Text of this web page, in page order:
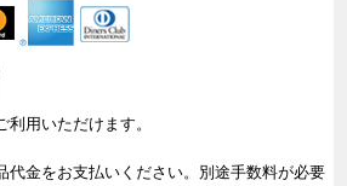
用いただけます。
代金をお支払いください。別途手数料が必要